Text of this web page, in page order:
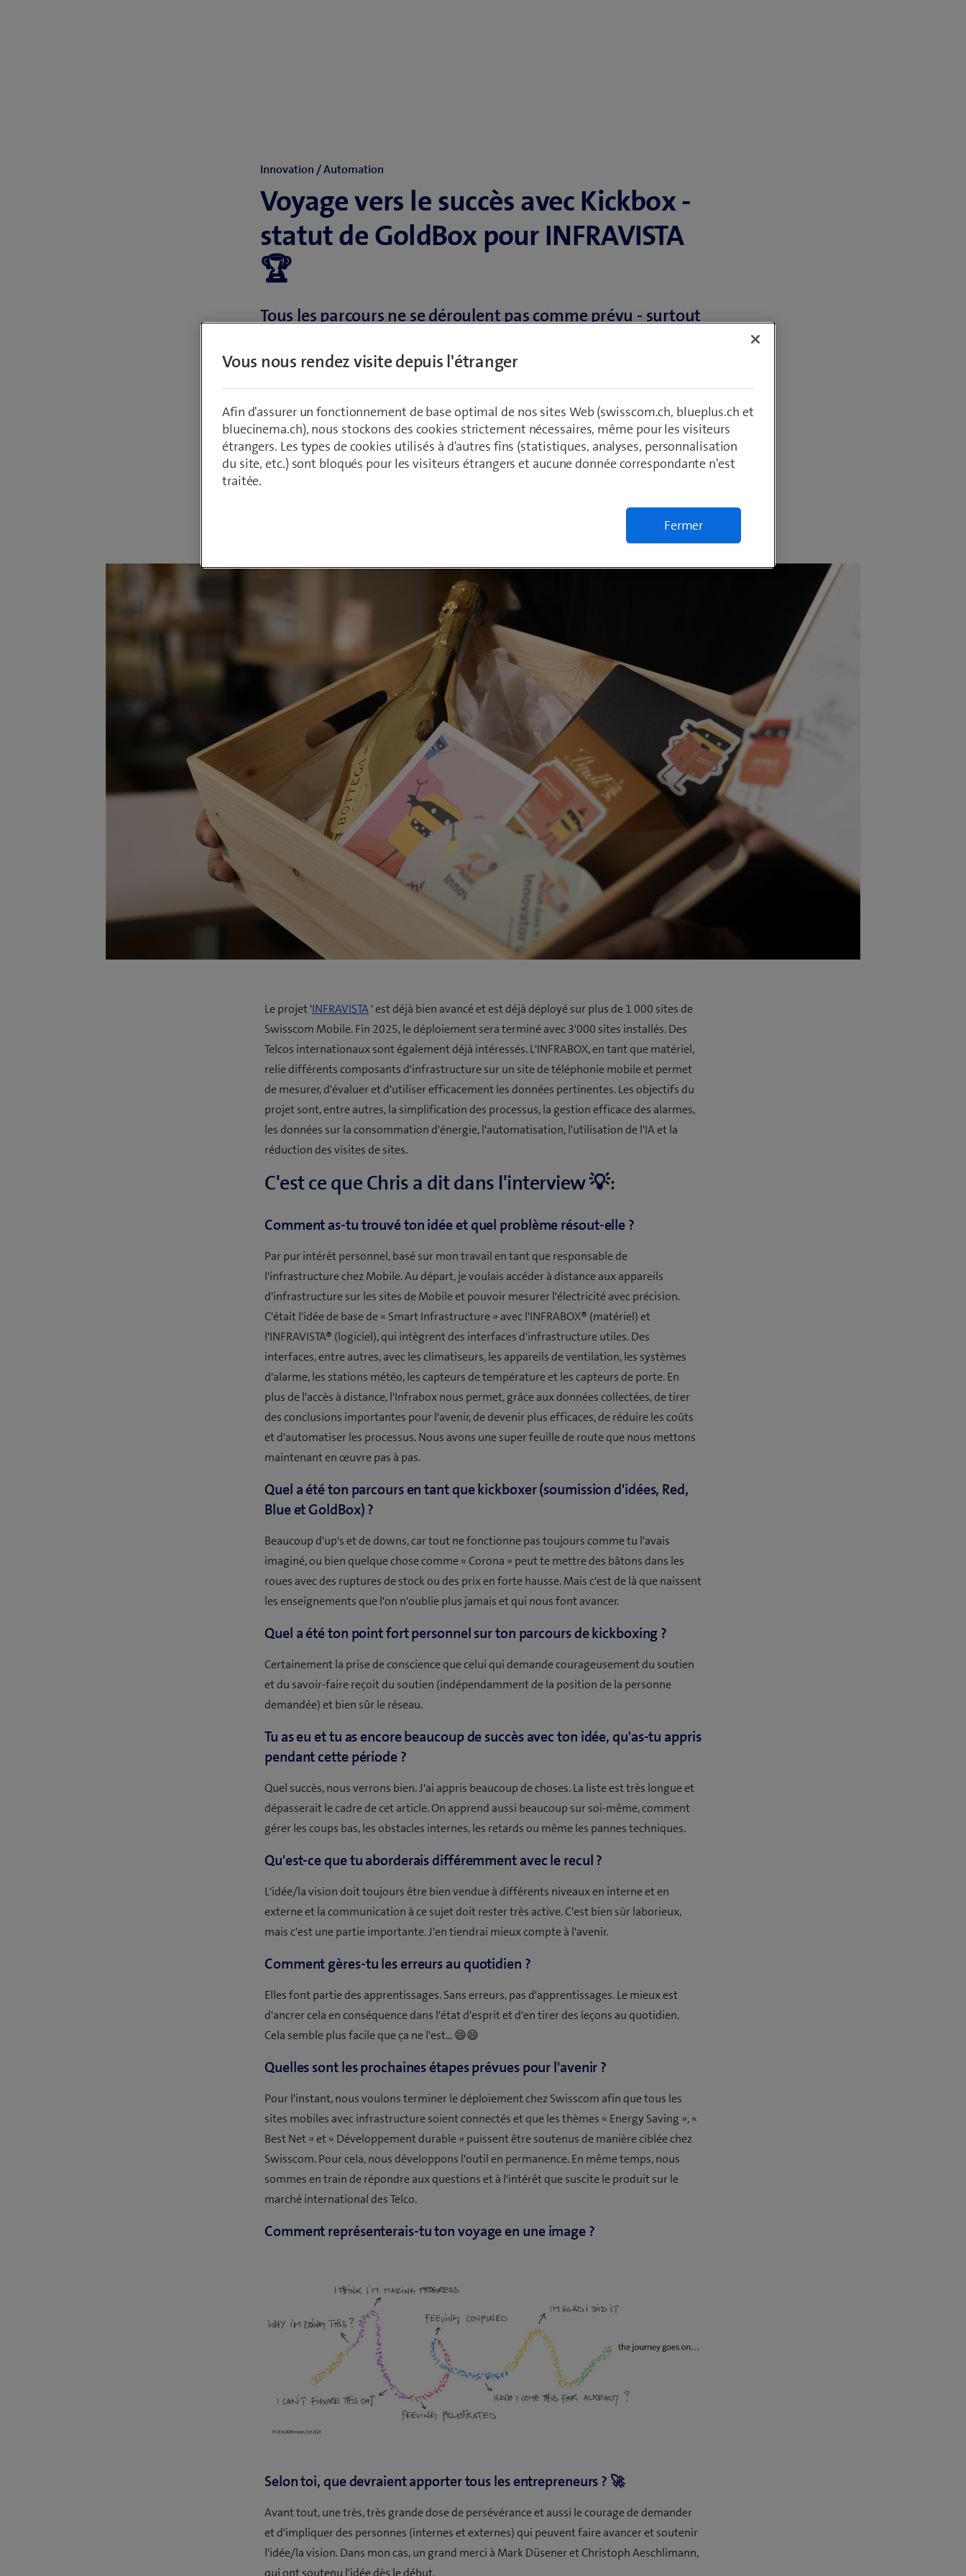
Innovation / Automation
Voyage vers le succès avec Kickbox -
statut de GoldBox pour INFRAVISTA
🏆
Tous les parcours ne se déroulent pas comme prévu - surtout
et de bas. Chris Rüttimann l'a fait avec son kickboxing
'INFRAVISTA' : son idée a atteint la phase finale du kickboxing
et il a maintenant reçu sa GoldBox bien méritée. Dans cette
interview, il nous emmène dans son voyage et nous donne
un aperçu passionnant de son projet. 🚀
Le projet 'INFRAVISTA' est déjà bien avancé et est déjà déployé sur plus de 1 000 sites de
Swisscom Mobile. Fin 2025, le déploiement sera terminé avec 3'000 sites installés. Des
Telcos internationaux sont également déjà intéressés. L'INFRABOX, en tant que matériel,
relie différents composants d'infrastructure sur un site de téléphonie mobile et permet
de mesurer, d'évaluer et d'utiliser efficacement les données pertinentes. Les objectifs du
projet sont, entre autres, la simplification des processus, la gestion efficace des alarmes,
les données sur la consommation d'énergie, l'automatisation, l'utilisation de l'IA et la
réduction des visites de sites.
C'est ce que Chris a dit dans l'interview 💡:
Comment as-tu trouvé ton idée et quel problème résout-elle ?
Par pur intérêt personnel, basé sur mon travail en tant que responsable de
l'infrastructure chez Mobile. Au départ, je voulais accéder à distance aux appareils
d'infrastructure sur les sites de Mobile et pouvoir mesurer l'électricité avec précision.
C'était l'idée de base de « Smart Infrastructure » avec l'INFRABOX® (matériel) et
l'INFRAVISTA® (logiciel), qui intègrent des interfaces d'infrastructure utiles. Des
interfaces, entre autres, avec les climatiseurs, les appareils de ventilation, les systèmes
d'alarme, les stations météo, les capteurs de température et les capteurs de porte. En
plus de l'accès à distance, l'Infrabox nous permet, grâce aux données collectées, de tirer
des conclusions importantes pour l'avenir, de devenir plus efficaces, de réduire les coûts
et d'automatiser les processus. Nous avons une super feuille de route que nous mettons
maintenant en œuvre pas à pas.
Quel a été ton parcours en tant que kickboxer (soumission d'idées, Red,
Blue et GoldBox) ?
Beaucoup d'up's et de downs, car tout ne fonctionne pas toujours comme tu l'avais
imaginé, ou bien quelque chose comme « Corona » peut te mettre des bâtons dans les
roues avec des ruptures de stock ou des prix en forte hausse. Mais c'est de là que naissent
les enseignements que l'on n'oublie plus jamais et qui nous font avancer.
Quel a été ton point fort personnel sur ton parcours de kickboxing ?
Certainement la prise de conscience que celui qui demande courageusement du soutien
et du savoir-faire reçoit du soutien (indépendamment de la position de la personne
demandée) et bien sûr le réseau.
Tu as eu et tu as encore beaucoup de succès avec ton idée, qu'as-tu appris
pendant cette période ?
Quel succès, nous verrons bien. J'ai appris beaucoup de choses. La liste est très longue et
dépasserait le cadre de cet article. On apprend aussi beaucoup sur soi-même, comment
gérer les coups bas, les obstacles internes, les retards ou même les pannes techniques.
Qu'est-ce que tu aborderais différemment avec le recul ?
L'idée/la vision doit toujours être bien vendue à différents niveaux en interne et en
externe et la communication à ce sujet doit rester très active. C'est bien sûr laborieux,
mais c'est une partie importante. J'en tiendrai mieux compte à l'avenir.
Comment gères-tu les erreurs au quotidien ?
Elles font partie des apprentissages. Sans erreurs, pas d'apprentissages. Le mieux est
d'ancrer cela en conséquence dans l'état d'esprit et d'en tirer des leçons au quotidien.
Cela semble plus facile que ça ne l'est... 😄😄
Quelles sont les prochaines étapes prévues pour l'avenir ?
Pour l'instant, nous voulons terminer le déploiement chez Swisscom afin que tous les
sites mobiles avec infrastructure soient connectés et que les thèmes « Energy Saving », «
Best Net » et « Développement durable » puissent être soutenus de manière ciblée chez
Swisscom. Pour cela, nous développons l'outil en permanence. En même temps, nous
sommes en train de répondre aux questions et à l'intérêt que suscite le produit sur le
marché international des Telco.
Comment représenterais-tu ton voyage en une image ?
Selon toi, que devraient apporter tous les entrepreneurs ? 🚀
Avant tout, une très, très grande dose de persévérance et aussi le courage de demander
et d'impliquer des personnes (internes et externes) qui peuvent faire avancer et soutenir
l'idée/la vision. Dans mon cas, un grand merci à Mark Düsener et Christoph Aeschlimann,
qui ont soutenu l'idée dès le début.
Vous nous rendez visite depuis l'étranger
Afin d'assurer un fonctionnement de base optimal de nos sites Web (swisscom.ch, blueplus.ch et
bluecinema.ch), nous stockons des cookies strictement nécessaires, même pour les visiteurs
étrangers. Les types de cookies utilisés à d'autres fins (statistiques, analyses, personnalisation
du site, etc.) sont bloqués pour les visiteurs étrangers et aucune donnée correspondante n'est
traitée.
Fermer